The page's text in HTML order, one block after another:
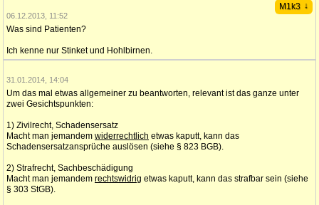
M1k3 ↓
06.12.2013, 11:52
Was sind Patienten?
Ich kenne nur Stinket und Hohlbirnen.
31.01.2014, 14:04
Um das mal etwas allgemeiner zu beantworten, relevant ist das ganze unter
zwei Gesichtspunkten:
1) Zivilrecht, Schadensersatz
Macht man jemandem widerrechtlich etwas kaputt, kann das
Schadensersatzansprüche auslösen (siehe § 823 BGB).
2) Strafrecht, Sachbeschädigung
Macht man jemandem rechtswidrig etwas kaputt, kann das strafbar sein (siehe
§ 303 StGB).